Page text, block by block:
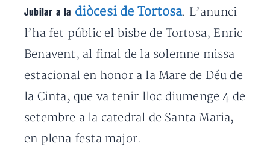
Jubilar a la diòcesi de Tortosa. L’anunci
l’ha fet públic el bisbe de Tortosa, Enric
Benavent, al final de la solemne missa
estacional en honor a la Mare de Déu de
la Cinta, que va tenir lloc diumenge 4 de
setembre a la catedral de Santa Maria,
en plena festa major.